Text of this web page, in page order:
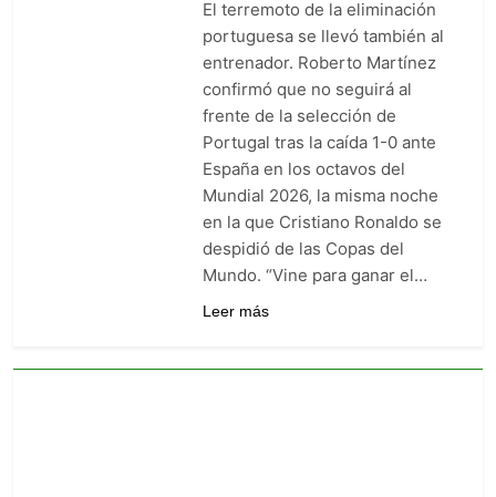
goleó 7-0 a Boyacá Chicó y es
líder de la Liga BetPlay
5 Días Ago
Vuelve la Premier League:
arranca el 21 de agosto con el
Arsenal campeón abriendo
ante el Coventry
5 Días Ago
Escándalo en Montería: el
debut de Nacional se suspendió
por disturbios cuando ganaba
3-0 a Jaguares
5 Días Ago
El terremoto de la eliminación
portuguesa se llevó también al
entrenador. Roberto Martínez
confirmó que no seguirá al
frente de la selección de
Portugal tras la caída 1-0 ante
España en los octavos del
Mundial 2026, la misma noche
en la que Cristiano Ronaldo se
despidió de las Copas del
Mundo. “Vine para ganar el…
Leer más